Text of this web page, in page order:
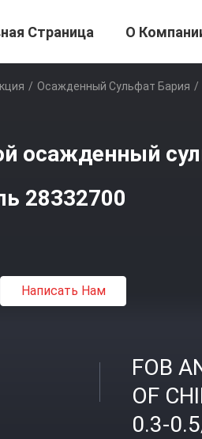
Страница О
/ Осажденный Сульфат Бария /
осажденный
28332700
Написать Нам
FOB
OF
0.3-